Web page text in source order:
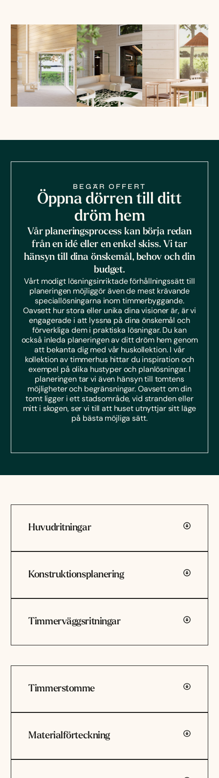
BEGÄR OFFERT
Öppna dörren till ditt
dröm hem
Vår planeringsprocess kan börja redan
från en idé eller en enkel skiss. Vi tar
hänsyn till dina önskemål, behov och din
budget.
Vårt modigt lösningsinriktade förhållningssätt till
planeringen möjliggör även de mest krävande
speciallösningarna inom timmerbyggande.
Oavsett hur stora eller unika dina visioner är, är vi
engagerade i att lyssna på dina önskemål och
förverkliga dem i praktiska lösningar. Du kan
också inleda planeringen av ditt dröm hem genom
att bekanta dig med vår huskollektion. I vår
kollektion av timmerhus hittar du inspiration och
exempel på olika hustyper och planlösningar. I
planeringen tar vi även hänsyn till tomtens
möjligheter och begränsningar. Oavsett om din
tomt ligger i ett stadsområde, vid stranden eller
mitt i skogen, ser vi till att huset utnyttjar sitt läge
på bästa möjliga sätt.
Huvudritningar
Konstruktionsplanering
Timmerväggsritningar
Timmerstomme
Materialförteckning